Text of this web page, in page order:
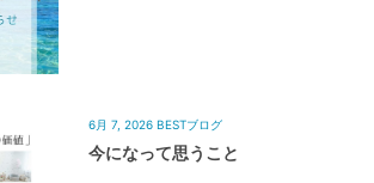
6月 7, 2026 BESTブログ
今になって思うこと